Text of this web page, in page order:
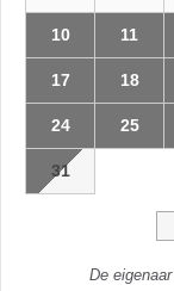
10 11
17 18
24 25
31
De